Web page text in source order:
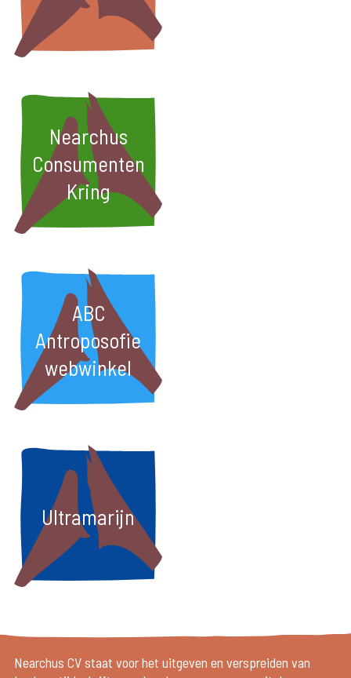
Nearchus
Consumenten
Kring
ABC
Antroposofie
webwinkel
Ultramarijn
Nearchus CV staat voor het uitgeven en verspreiden van